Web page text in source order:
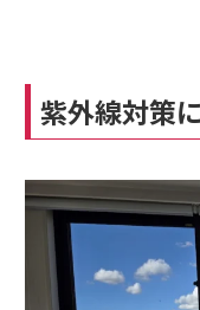
紫外線対策